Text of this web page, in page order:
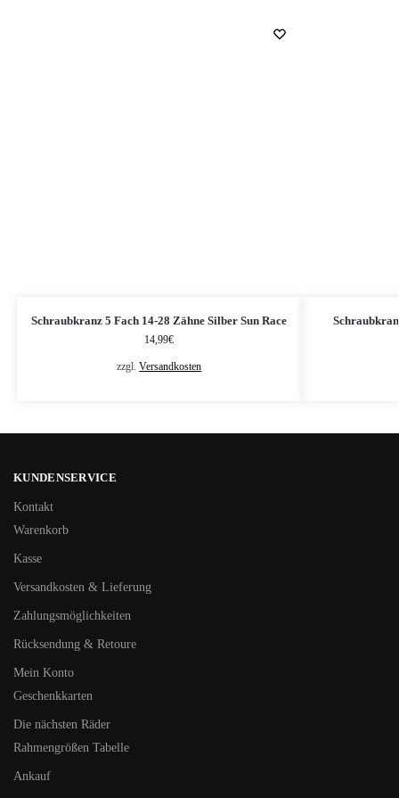
Schraubkranz 5 Fach 14-28 Zähne Silber Sun Race
14,99€
zzgl.Versandkosten
KUNDENSERVICE
Kontakt
Warenkorb
Kasse
Versandkosten & Lieferung
Zahlungsmöglichkeiten
Rücksendung & Retoure
Mein Konto
Geschenkkarten
Die nächsten Räder
Rahmengrößen Tabelle
Ankauf